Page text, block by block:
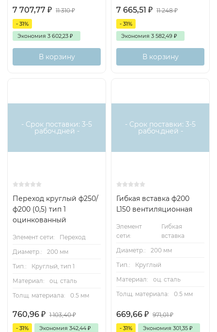
7 707,77 ₽ 11 310₽
- 31%
Экономия 3 602,23 ₽
В корзину
7 665,51 ₽ 11 248₽
- 31%
Экономия 3 582,49 ₽
В корзину
- Срок поставки: 3-5
рабоч.дней -
Переход круглый ф250/
ф200 (0,5) тип 1
оцинкованный
Элемент сети:
Переход
Диаметр.:
200 мм
Тип.:
Круглый, тип 1
Материал:
оц. сталь
Толщ. материала:
0.5 мм
760,96 ₽ 1 103,40₽
- 31% Экономия 342,44 ₽
- Срок поставки: 3-5
рабоч.дней -
Гибкая вставка ф200
L150 вентиляционная
Элемент
сети:
Гибкая
вставка
Диаметр.:
200 мм
Тип.:
Круглый
Материал:
оц. сталь
Толщ. материала:
0.5 мм
669,66 ₽ 971,01₽
- 31% Экономия 301,35 ₽